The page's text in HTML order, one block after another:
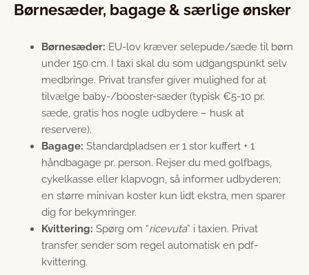
Børnesæder, bagage & særlige ønsker
Børnesæder: EU-lov kræver selepude/sæde til børn
under 150 cm. I taxi skal du som udgangspunkt selv
medbringe. Privat transfer giver mulighed for at
tilvælge baby-/booster-sæder (typisk €5-10 pr.
sæde, gratis hos nogle udbydere – husk at
reservere).
Bagage: Standardpladsen er 1 stor kuffert + 1
håndbagage pr. person. Rejser du med golfbags,
cykelkasse eller klapvogn, så informer udbyderen;
en større minivan koster kun lidt ekstra, men sparer
dig for bekymringer.
Kvittering: Spørg om “ricevuta” i taxien. Privat
transfer sender som regel automatisk en pdf-
kvittering.